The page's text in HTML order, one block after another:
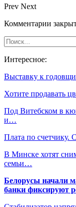
Prev Next
Комментарии
Интересное:
Выставку к
Хотите продавать
Под Витебском в
и…
Плата по счетчику.
В Минске хотят
семьи…
Белорусы начали
банки фиксируют